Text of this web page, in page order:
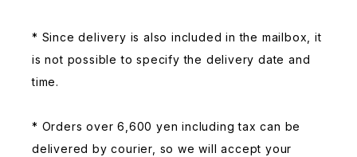
* Since delivery is also included in the mailbox, it
is not possible to specify the delivery date and
time.
* Orders over 6,600 yen including tax can be
delivered by courier, so we will accept your